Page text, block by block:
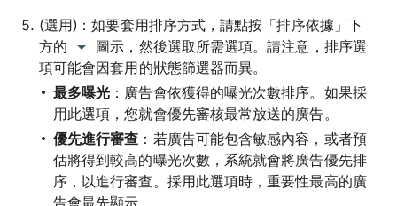
(選用)：如要套用排序方式，請點按「排序依據」下
方的
圖示，然後選取所需選項。請注意，排序選
項可能會因套用的狀態篩選器而異。
最多曝光 ：廣告會依獲得的曝光次數排序。如果採
用此選項，您就會優先審核最常放送的廣告。
優先進行審查 ：若廣告可能包含敏感內容，或者預
估將得到較高的曝光次數，系統就會將廣告優先排
序，以進行審查。採用此選項時，重要性最高的廣